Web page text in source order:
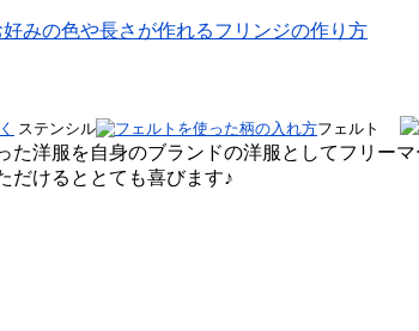
好みの色や長さが作れるフリンジの作り方
ステンシル フェルト
た洋服を自身のブランドの洋服としてフリー
だけるととても喜びます♪